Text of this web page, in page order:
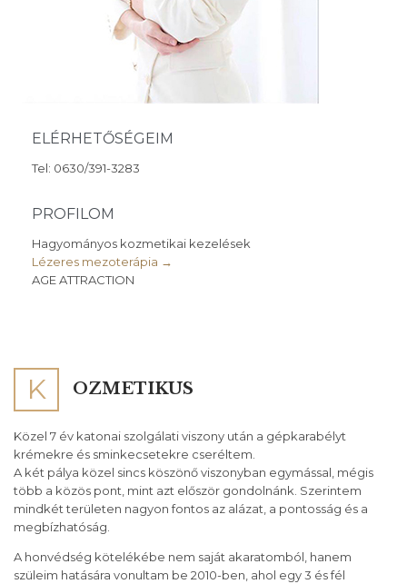
ELÉRHETŐSÉGEIM
Tel: 0630/391-3283
PROFILOM
Hagyományos kozmetikai kezelések
Lézeres mezoterápia →
AGE ATTRACTION
K OZMETIKUS
Közel 7 év katonai szolgálati viszony után a gépkarabélyt
krémekre és sminkecsetekre cseréltem.
A két pálya közel sincs köszönő viszonyban egymással, mégis
több a közös pont, mint azt először gondolnánk. Szerintem
mindkét területen nagyon fontos az alázat, a pontosság és a
megbízhatóság.
A honvédség kötelékébe nem saját akaratomból, hanem
szüleim hatására vonultam be 2010-ben, ahol egy 3 és fél